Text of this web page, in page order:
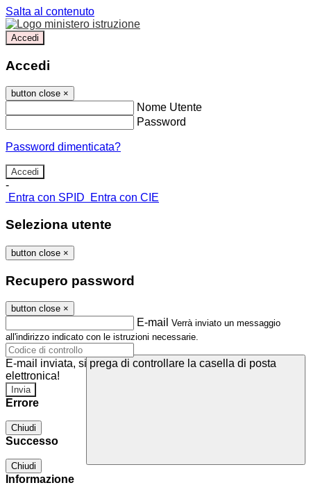
Salta al contenuto
Accedi
Accedi
button close ×
Nome Utente
Password
Password dimenticata?
-
Entra con SPID
Entra con CIE
Seleziona utente
button close ×
Recupero password
button close ×
E-mail Verrà inviato un messaggio
all'indirizzo indicato con le istruzioni necessarie.
E-mail inviata, si prega di controllare la casella di posta
elettronica!
Errore
Chiudi
Successo
Chiudi
Informazione